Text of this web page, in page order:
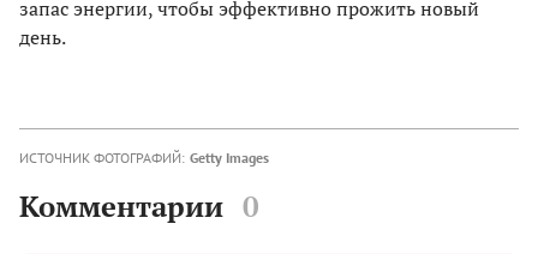
запас энергии, чтобы эффективно прожить новый
день.
ИСТОЧНИК ФОТОГРАФИЙ: Getty Images
Комментарии 0